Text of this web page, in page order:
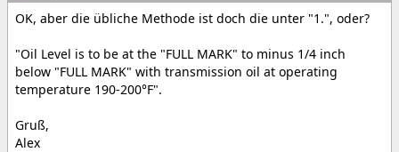
OK, aber die übliche Methode ist doch die unter "1.", oder?
"Oil Level is to be at the "FULL MARK" to minus 1/4 inch
below "FULL MARK" with transmission oil at operating
temperature 190-200°F".
Gruß,
Alex